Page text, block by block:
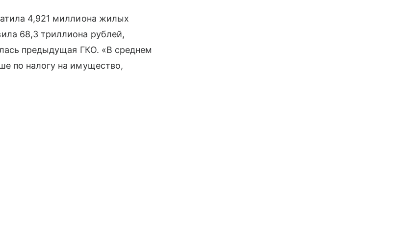
4,921 миллиона жилых
68,3 триллиона рублей,
предыдущая ГКО. «В среднем
по налогу на имущество,